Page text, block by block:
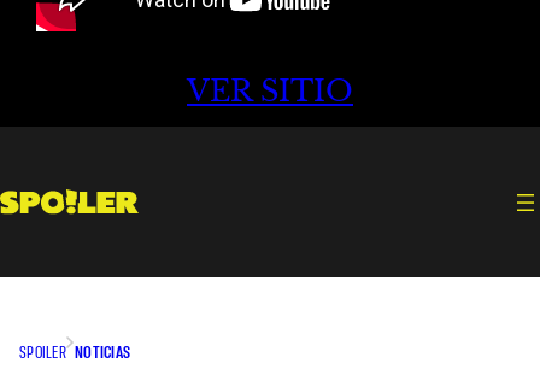
VER SITIO
SPOILER NOTICIAS